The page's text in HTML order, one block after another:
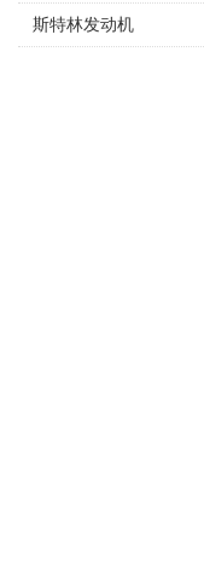
斯特林发动机